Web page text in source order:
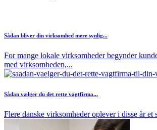
Sådan bliver din virksomhed mere synlig...
For mange lokale virksomheder begynder
med virksomheden,...
Sådan vælger du det rette vagtfirma...
Flere danske virksomheder oplever i disse år et